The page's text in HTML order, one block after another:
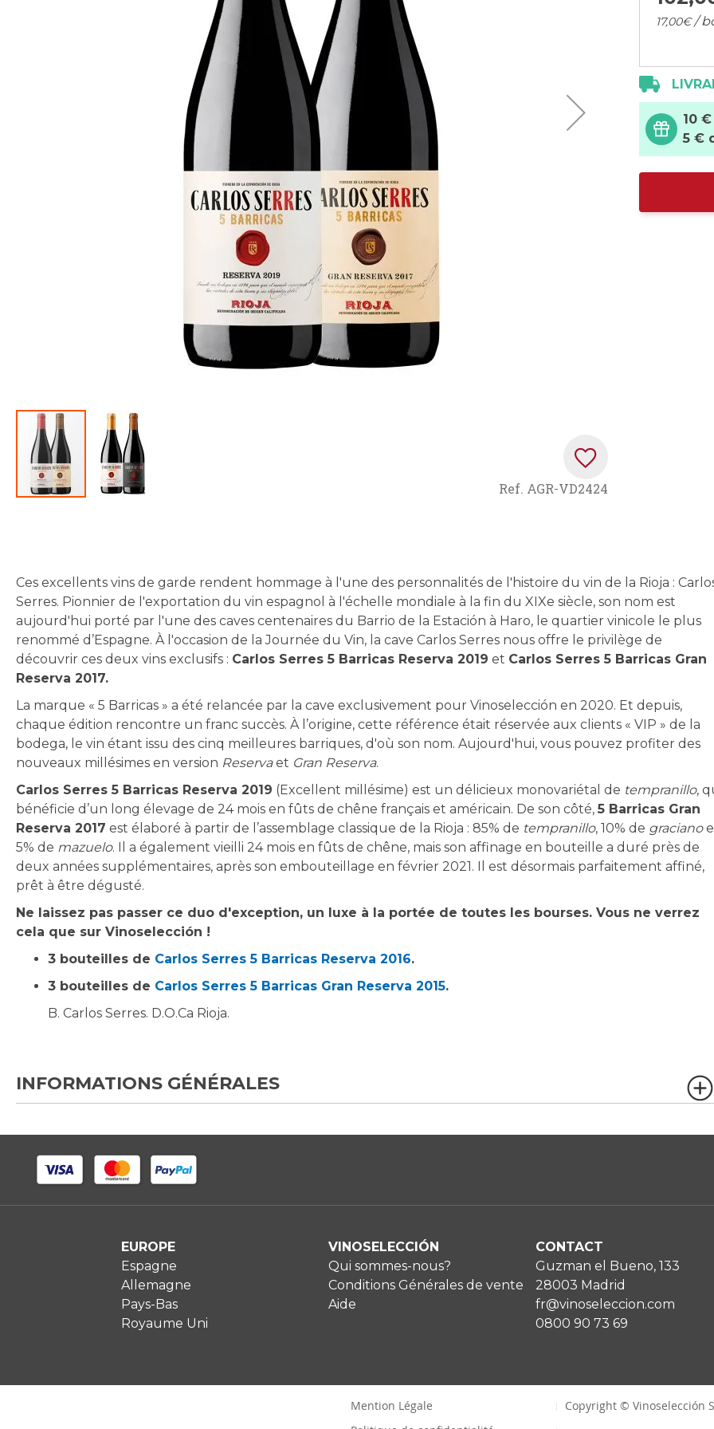
of
the
images
gallery
Ref. AGR-VD2424
17,00€/
10
5 €
Ces excellents vins de garde rendent hommage à l'une des personnalités de l'histoire du vin de la Rioja :
Serres. Pionnier de l'exportation du vin espagnol à l'échelle mondiale à la fin du XIXe siècle, son nom est
aujourd'hui porté par l'une des caves centenaires du Barrio de la Estación à Haro, le quartier vinicole le plus
renommé d’Espagne. À l'occasion de la Journée du Vin, la cave Carlos Serres nous offre le privilège de
découvrir ces deux vins exclusifs : Carlos Serres 5 Barricas Reserva 2019 et Carlos Serres 5 Barricas Gran
Reserva 2017.
La marque « 5 Barricas » a été relancée par la cave exclusivement pour Vinoselección en 2020. Et depuis,
chaque édition rencontre un franc succès. À l’origine, cette référence était réservée aux clients « VIP » de la
bodega, le vin étant issu des cinq meilleures barriques, d'où son nom. Aujourd'hui, vous pouvez profiter des
nouveaux millésimes en version Reservaet Gran Reserva.
Carlos Serres 5 Barricas Reserva 2019 (Excellent millésime) est un délicieux monovariétal de tempranillo,
bénéficie d’un long élevage de 24 mois en fûts de chêne français et américain. De son côté, 5 Barricas Gran
Reserva 2017 est élaboré à partir de l’assemblage classique de la Rioja : 85% de tempranillo, 10% de graciano
5% de mazuelo. Il a également vieilli 24 mois en fûts de chêne, mais son affinage en bouteille a duré près de
deux années supplémentaires, après son embouteillage en février 2021. Il est désormais parfaitement affiné,
prêt à être dégusté.
Ne laissez pas passer ce duo d'exception, un luxe à la portée de toutes les bourses. Vous ne verrez
cela que sur Vinoselección !
3 bouteilles de Carlos Serres 5 Barricas Reserva 2016.
3 bouteilles de Carlos Serres 5 Barricas Gran Reserva 2015.
B. Carlos Serres. D.O.Ca Rioja.
INFORMATIONS GÉNÉRALES
EUROPE
Espagne
Allemagne
Pays-Bas
Royaume Uni
VINOSELECCIÓN
Qui sommes-nous?
Conditions Générales de vente
Aide
CONTACT
Guzman el Bueno, 133
28003 Madrid
fr@vinoseleccion.com
0800 90 73 69
Mention Légale
Copyright © Vinoselección